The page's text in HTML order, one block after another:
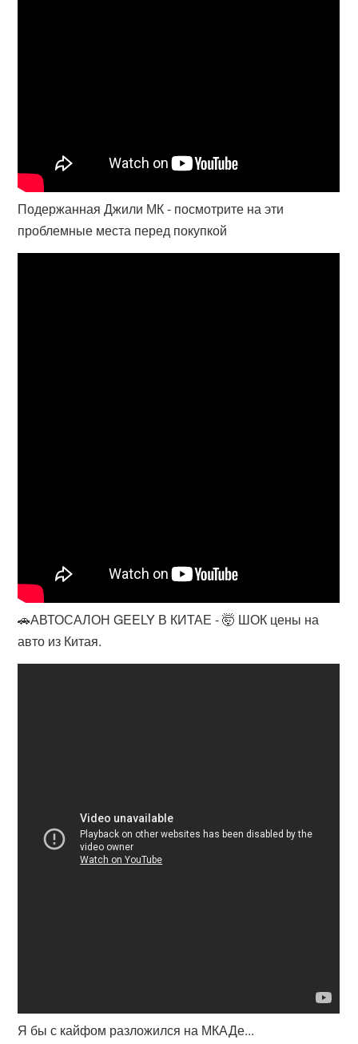
Подержанная Джили МК - посмотрите на эти
проблемные места перед покупкой
🚗АВТОСАЛОН GEELY В КИТАЕ - 🤯 ШОК цены на
авто из Китая.
Я бы с кайфом разложился на МКАДе...